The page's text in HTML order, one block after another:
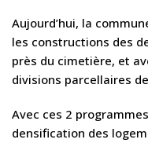
Aujourd’hui, la
les constructions des
près du cimetière, et
divisions parcellaires
Avec ces 2
densification des